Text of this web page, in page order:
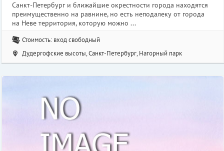
Санкт-Петербург и ближайшие окрестности города находятся
преимущественно на равнине, но есть неподалеку от города
на Неве территория, которую можно ...
Стоимость: вход свободный
Дудергофские высоты, Санкт-Петербург, Нагорный парк